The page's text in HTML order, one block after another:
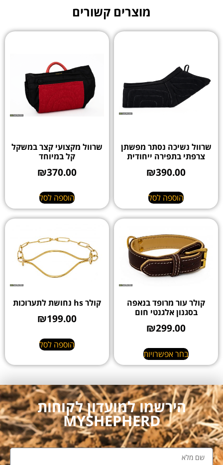
מוצרים קשורים
שרוול נשיכה נסתר מפשתן
צרפתי בתפירה ייחודית
₪390.00
הוספה לסל
שרוול מקצועי קצר במשקל
קל במיוחד
₪370.00
הוספה לסל
קולר עור מרופד בנאפה
בסגנון אלגנטי חום
₪299.00
בחר אפשרויות
קולר hs נחושת לתערוכות
₪199.00
הוספה לסל
הירשמו למועדון לקוחות
MYSHEPHERD